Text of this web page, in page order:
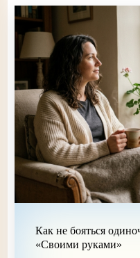
Как не бояться
«Своими руками»